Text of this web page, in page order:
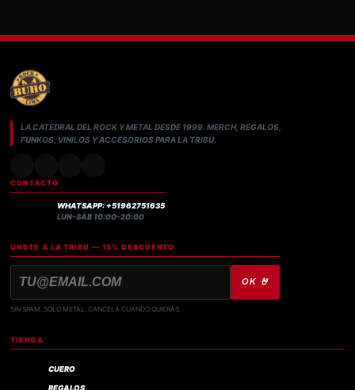
LA CATEDRAL DEL ROCK Y METAL DESDE 1999. MERCH, REGALOS,
FUNKOS, VINILOS Y ACCESORIOS PARA LA TRIBU.
CONTACTO
WHATSAPP: +51962751635
LUN–SÁB 10:00–20:00
ÚNETE A LA TRIBU — 15% DESCUENTO
OK 🤘
SIN SPAM. SOLO METAL. CANCELA CUANDO QUIERAS.
TIENDA
CUERO